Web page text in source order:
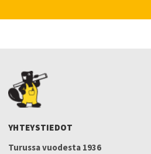
YHTEYSTIEDOT
Turussa vuodesta 1936